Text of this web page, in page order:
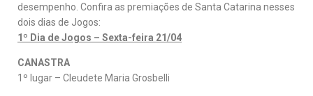
desempenho. Confira as premiações de Santa Catarina nesses
dois dias de Jogos:
1º Dia de Jogos – Sexta-feira 21/04
CANASTRA
1º lugar – Cleudete Maria Grosbelli